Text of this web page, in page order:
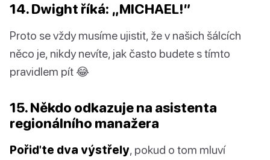
14. Dwight říká: „MICHAEL!”
Proto se vždy musíme ujistit, že v našich šálcích
něco je, nikdy nevíte, jak často budete s tímto
pravidlem pít 😂
15. Někdo odkazuje na asistenta
regionálního manažera
Pořiďte dva výstřely, pokud o tom mluví